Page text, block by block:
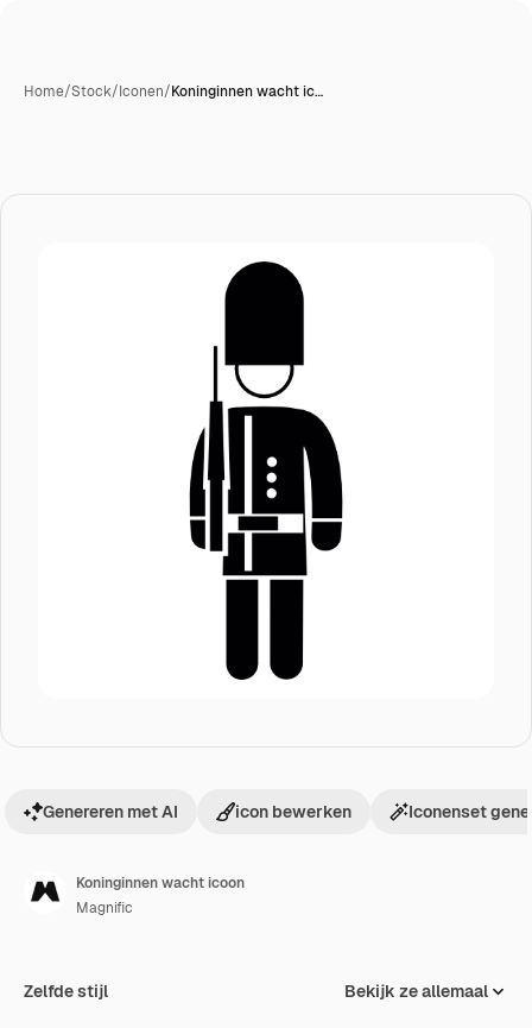
Home/Stock/Iconen/Koninginnen wacht ic…
Genereren met AI icon bewerken Iconenset
Koninginnen wacht icoon
Magnific
Zelfde stijl Bekijk ze allemaal